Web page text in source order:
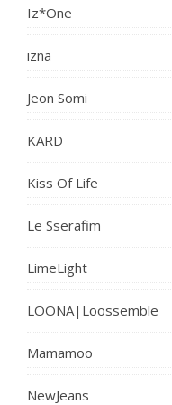
Iz*One
izna
Jeon Somi
KARD
Kiss Of Life
Le Sserafim
LimeLight
LOONA|Loossemble
Mamamoo
NewJeans